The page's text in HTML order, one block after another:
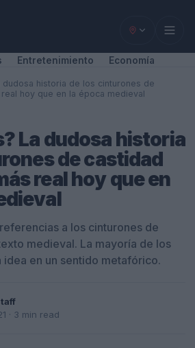
Entretenimiento Economía
dudosa historia de los cinturones de
hoy que en la época medieval
La dudosa historia
de castidad
real hoy que en
a los cinturones de
medieval. La mayoría de los
en un sentido metafórico.
· 3 min read